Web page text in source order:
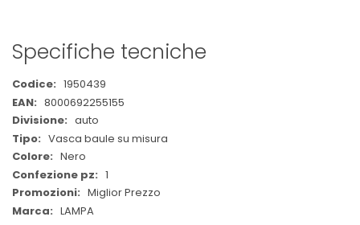
Specifiche tecniche
Maggiori
Informazioni
1950439
8000692255155
auto
Vasca baule su misura
Nero
1
Miglior Prezzo
LAMPA